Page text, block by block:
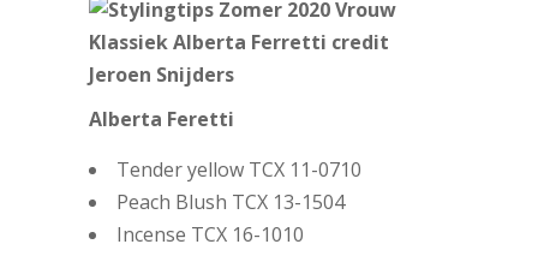
Alberta Feretti
Tender yellow TCX 11-0710
Peach Blush TCX 13-1504
Incense TCX 16-1010